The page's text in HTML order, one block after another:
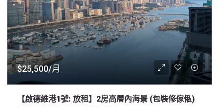
$25,500/月
【啟德維港1號: 放租】2房高層內海景 (包裝修傢俬)